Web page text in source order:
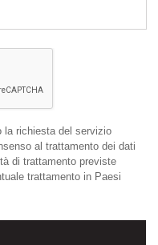
la richiesta del servizio
al trattamento dei dati
di trattamento previste
trattamento in Paesi